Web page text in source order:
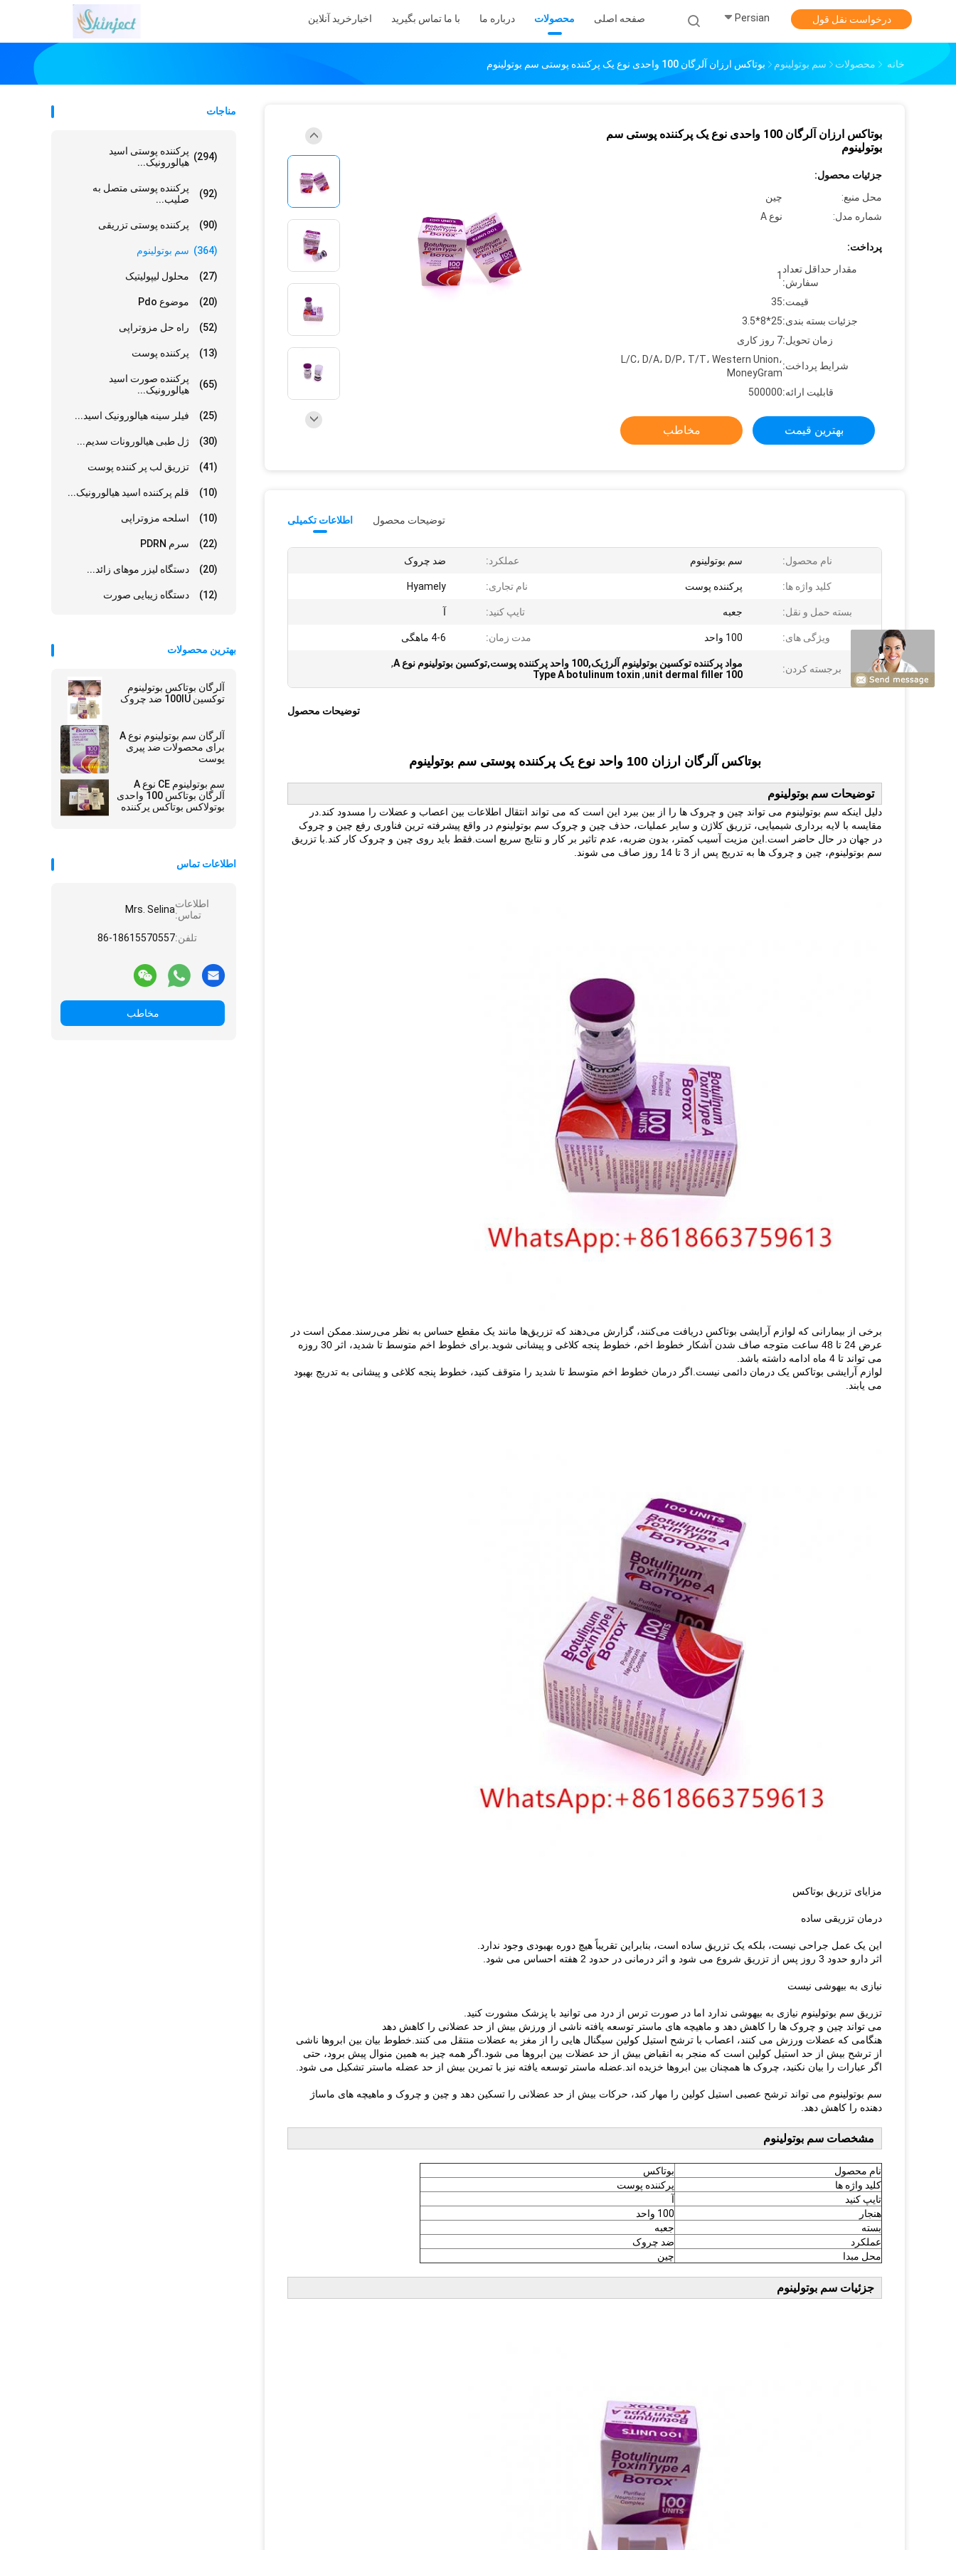
صفحه اصلی محصولات درباره ما با ما تماس بگیرید اخبار خرید آنلاین Persian درخواست نقل قول
خانه محصولات سم بوتولینوم بوتاکس ارزان آلرگان 100 واحدی نوع یک پرکننده پوستی سم بوتولینوم
مناجات
پرکننده پوستی اسید
هیالورونیک...
(294)
پرکننده پوستی متصل به
صلیب...
(92)
پرکننده پوستی تزریقی (90)
سم بوتولینوم (364)
محلول لیپولیتیک (27)
موضوع Pdo (20)
راه حل مزوتراپی (52)
پرکننده پوست (13)
پرکننده صورت اسید
هیالورونیک...
(65)
فیلر سینه هیالورونیک اسید... (25)
ژل طبی هیالورونات سدیم... (30)
تزریق لب پر کننده پوست (41)
قلم پرکننده اسید هیالورونیک... (10)
اسلحه مزوتراپی (10)
سرم PDRN (22)
دستگاه لیزر موهای زائد... (20)
دستگاه زیبایی صورت (12)
بهترین محصولات
آلرگان بوتاکس بوتولينوم
توکسين 100IU ضد چروک
آلرگان سم بوتولینوم نوع A
برای محصولات ضد پیری
پوست
سم بوتولینوم CE نوع A
آلرگان بوتاکس 100 واحدی
بوتولاکس بوتاکس پرکننده
اطلاعات تماس
اطلاعات
تماس:Mrs. Selina
تلفن:86-18615570557
مخاطب
بوتاکس ارزان آلرگان 100 واحدی نوع یک پرکننده پوستی سم
بوتولینوم
جزئیات محصول:
محل منبع:
چین
شماره مدل:
نوع A
پرداخت:
مقدار حداقل تعداد
سفارش:
1
قیمت:35
جزئیات بسته بندی:25*8*3.5
زمان تحویل:7 روز کاری
شرایط پرداخت:
L/C، D/A، D/P، T/T، Western Union،
MoneyGram
قابلیت ارائه:500000
بهترین قیمت مخاطب
اطلاعات تکمیلی توضیحات محصول
نام محصول: سم بوتولینوم عملکرد: ضد چروک
کلید واژه ها: پرکننده پوست نام تجاری: Hyamely
بسته حمل و نقل: جعبه تایپ کنید: آ
ویژگی های: 100 واحد مدت زمان: 4-6 ماهگی
برجسته کردن: مواد پرکننده توکسین بوتولینوم آلرژیک,100 واحد پرکننده پوست,توکسین بوتولینوم نوع A
,
100 unit dermal filler
,
Type A botulinum toxin
توضیحات محصول
بوتاکس آلرگان ارزان 100 واحد نوع یک پرکننده پوستی سم بوتولینوم
توضیحات سم بوتولینوم
دلیل اینکه سم بوتولینوم می تواند چین و چروک ها را از بین ببرد این است که می تواند انتقال اطلاعات بین اعصاب و عضلات را مسدود کند.در
مقایسه با لایه برداری شیمیایی، تزریق کلاژن و سایر عملیات، حذف چین و چروک سم بوتولینوم در واقع پیشرفته ترین فناوری رفع چین و چروک
در جهان در حال حاضر است.این مزیت آسیب کمتر، بدون ضربه، عدم تاثیر بر کار و نتایج سریع است.فقط باید روی چین و چروک کار کند.با تزریق
سم بوتولینوم، چین و چروک ها به تدریج پس از 3 تا 14 روز صاف می شوند.
برخی از بیمارانی که لوازم آرایشی بوتاکس دریافت می‌کنند، گزارش می‌دهند که تزریق‌ها مانند یک مقطع حساس به نظر می‌رسند.ممکن است در
عرض 24 تا 48 ساعت متوجه صاف شدن آشکار خطوط اخم، خطوط پنجه کلاغی و پیشانی شوید.برای خطوط اخم متوسط ​​تا شدید، اثر 30 روزه
می تواند تا 4 ماه ادامه داشته باشد.
لوازم آرایشی بوتاکس یک درمان دائمی نیست.اگر درمان خطوط اخم متوسط ​​تا شدید را متوقف کنید، خطوط پنجه کلاغی و پیشانی به تدریج بهبود
می یابند.
مزایای تزریق بوتاکس
درمان تزریقی ساده
این یک عمل جراحی نیست، بلکه یک تزریق ساده است، بنابراین تقریباً هیچ دوره بهبودی وجود ندارد.
اثر دارو حدود 3 روز پس از تزریق شروع می شود و اثر درمانی در حدود 2 هفته احساس می شود.
نیازی به بیهوشی نیست
تزریق سم بوتولینوم نیازی به بیهوشی ندارد اما در صورت ترس از درد می توانید با پزشک مشورت کنید.
می تواند چین و چروک ها را کاهش دهد و ماهیچه های ماستر توسعه یافته ناشی از ورزش بیش از حد عضلانی را کاهش دهد
هنگامی که عضلات ورزش می کنند، اعصاب با ترشح استیل کولین سیگنال هایی را از مغز به عضلات منتقل می کنند.خطوط بیان بین ابروها ناشی
از ترشح بیش از حد استیل کولین است که منجر به انقباض بیش از حد عضلات بین ابروها می شود.اگر همه چیز به همین منوال پیش برود، حتی
اگر عبارات را بیان نکنید، چروک ها همچنان بین ابروها خزیده اند.عضله ماستر توسعه یافته نیز با تمرین بیش از حد عضله ماستر تشکیل می شود.
سم بوتولینوم می تواند ترشح عصبی استیل کولین را مهار کند، حرکات بیش از حد عضلانی را تسکین دهد و چین و چروک و ماهیچه های ماساژ
دهنده را کاهش دهد.
مشخصات سم بوتولینوم
نام محصول
بوتاکس
کلید واژه ها
پرکننده پوست
تایپ کنید
آ
هنجار
100 واحد
بسته
جعبه
عملکرد
ضد چروک
محل مبدا
چین
جزئیات سم بوتولینوم